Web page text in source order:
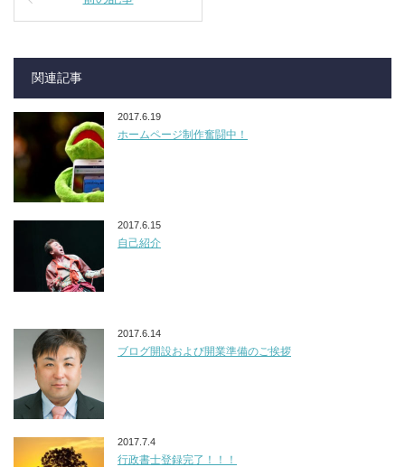
関連記事
2017.6.19
ホームページ制作奮闘中！
2017.6.15
自己紹介
2017.6.14
ブログ開設および開業準備のご挨拶
2017.7.4
行政書士登録完了！！！